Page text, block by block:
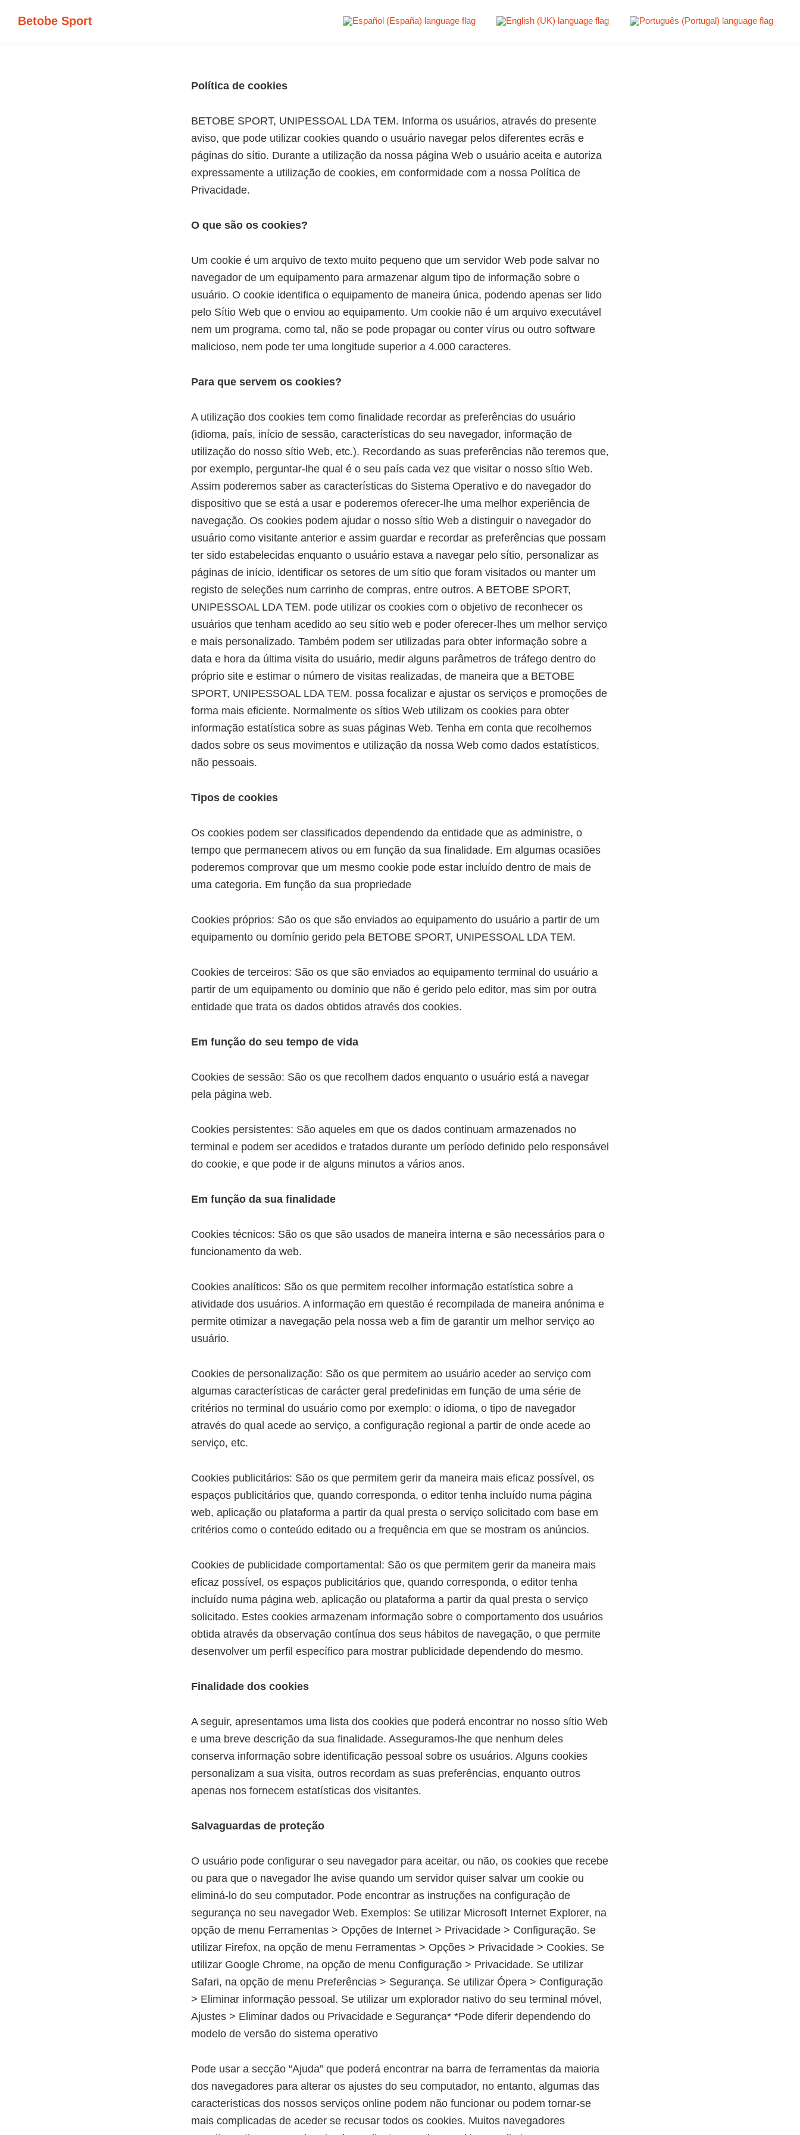
paraBetobe Sport
Política de cookies
BETOBE SPORT, UNIPESSOAL LDA TEM. Informa os usuários, através do presente
aviso, que pode utilizar cookies quando o usuário navegar pelos diferentes ecrãs e
páginas do sítio. Durante a utilização da nossa página Web o usuário aceita e autoriza
expressamente a utilização de cookies, em conformidade com a nossa Política de
Privacidade.
O que são os cookies?
Um cookie é um arquivo de texto muito pequeno que um servidor Web pode salvar no
navegador de um equipamento para armazenar algum tipo de informação sobre o
usuário. O cookie identifica o equipamento de maneira única, podendo apenas ser lido
pelo Sítio Web que o enviou ao equipamento. Um cookie não é um arquivo executável
nem um programa, como tal, não se pode propagar ou conter vírus ou outro software
malicioso, nem pode ter uma longitude superior a 4.000 caracteres.
Para que servem os cookies?
A utilização dos cookies tem como finalidade recordar as preferências do usuário
(idioma, país, início de sessão, características do seu navegador, informação de
utilização do nosso sítio Web, etc.). Recordando as suas preferências não teremos que,
por exemplo, perguntar-lhe qual é o seu país cada vez que visitar o nosso sítio Web.
Assim poderemos saber as características do Sistema Operativo e do navegador do
dispositivo que se está a usar e poderemos oferecer-lhe uma melhor experiência de
navegação. Os cookies podem ajudar o nosso sítio Web a distinguir o navegador do
usuário como visitante anterior e assim guardar e recordar as preferências que possam
ter sido estabelecidas enquanto o usuário estava a navegar pelo sítio, personalizar as
páginas de início, identificar os setores de um sítio que foram visitados ou manter um
registo de seleções num carrinho de compras, entre outros. A BETOBE SPORT,
UNIPESSOAL LDA TEM. pode utilizar os cookies com o objetivo de reconhecer os
usuários que tenham acedido ao seu sítio web e poder oferecer-lhes um melhor serviço
e mais personalizado. Também podem ser utilizadas para obter informação sobre a
data e hora da última visita do usuário, medir alguns parâmetros de tráfego dentro do
próprio site e estimar o número de visitas realizadas, de maneira que a BETOBE
SPORT, UNIPESSOAL LDA TEM. possa focalizar e ajustar os serviços e promoções de
forma mais eficiente. Normalmente os sítios Web utilizam os cookies para obter
informação estatística sobre as suas páginas Web. Tenha em conta que recolhemos
dados sobre os seus movimentos e utilização da nossa Web como dados estatísticos,
não pessoais.
Tipos de cookies
Os cookies podem ser classificados dependendo da entidade que as administre, o
tempo que permanecem ativos ou em função da sua finalidade. Em algumas ocasiões
poderemos comprovar que um mesmo cookie pode estar incluído dentro de mais de
uma categoria. Em função da sua propriedade
Cookies próprios: São os que são enviados ao equipamento do usuário a partir de um
equipamento ou domínio gerido pela BETOBE SPORT, UNIPESSOAL LDA TEM.
Cookies de terceiros: São os que são enviados ao equipamento terminal do usuário a
partir de um equipamento ou domínio que não é gerido pelo editor, mas sim por outra
entidade que trata os dados obtidos através dos cookies.
Em função do seu tempo de vida
Cookies de sessão: São os que recolhem dados enquanto o usuário está a navegar
pela página web.
Cookies persistentes: São aqueles em que os dados continuam armazenados no
terminal e podem ser acedidos e tratados durante um período definido pelo responsável
do cookie, e que pode ir de alguns minutos a vários anos.
Em função da sua finalidade
Cookies técnicos: São os que são usados de maneira interna e são necessários para o
funcionamento da web.
Cookies analíticos: São os que permitem recolher informação estatística sobre a
atividade dos usuários. A informação em questão é recompilada de maneira anónima e
permite otimizar a navegação pela nossa web a fim de garantir um melhor serviço ao
usuário.
Cookies de personalização: São os que permitem ao usuário aceder ao serviço com
algumas características de carácter geral predefinidas em função de uma série de
critérios no terminal do usuário como por exemplo: o idioma, o tipo de navegador
através do qual acede ao serviço, a configuração regional a partir de onde acede ao
serviço, etc.
Cookies publicitários: São os que permitem gerir da maneira mais eficaz possível, os
espaços publicitários que, quando corresponda, o editor tenha incluído numa página
web, aplicação ou plataforma a partir da qual presta o serviço solicitado com base em
critérios como o conteúdo editado ou a frequência em que se mostram os anúncios.
Cookies de publicidade comportamental: São os que permitem gerir da maneira mais
eficaz possível, os espaços publicitários que, quando corresponda, o editor tenha
incluído numa página web, aplicação ou plataforma a partir da qual presta o serviço
solicitado. Estes cookies armazenam informação sobre o comportamento dos usuários
obtida através da observação contínua dos seus hábitos de navegação, o que permite
desenvolver um perfil específico para mostrar publicidade dependendo do mesmo.
Finalidade dos cookies
A seguir, apresentamos uma lista dos cookies que poderá encontrar no nosso sítio Web
e uma breve descrição da sua finalidade. Asseguramos-lhe que nenhum deles
conserva informação sobre identificação pessoal sobre os usuários. Alguns cookies
personalizam a sua visita, outros recordam as suas preferências, enquanto outros
apenas nos fornecem estatísticas dos visitantes.
Salvaguardas de proteção
O usuário pode configurar o seu navegador para aceitar, ou não, os cookies que recebe
ou para que o navegador lhe avise quando um servidor quiser salvar um cookie ou
eliminá-lo do seu computador. Pode encontrar as instruções na configuração de
segurança no seu navegador Web. Exemplos: Se utilizar Microsoft Internet Explorer, na
opção de menu Ferramentas > Opções de Internet > Privacidade > Configuração. Se
utilizar Firefox, na opção de menu Ferramentas > Opções > Privacidade > Cookies. Se
utilizar Google Chrome, na opção de menu Configuração > Privacidade. Se utilizar
Safari, na opção de menu Preferências > Segurança. Se utilizar Ópera > Configuração
> Eliminar informação pessoal. Se utilizar um explorador nativo do seu terminal móvel,
Ajustes > Eliminar dados ou Privacidade e Segurança* *Pode diferir dependendo do
modelo de versão do sistema operativo
Pode usar a secção “Ajuda” que poderá encontrar na barra de ferramentas da maioria
dos navegadores para alterar os ajustes do seu computador, no entanto, algumas das
características dos nossos serviços online podem não funcionar ou podem tornar-se
mais complicadas de aceder se recusar todos os cookies. Muitos navegadores